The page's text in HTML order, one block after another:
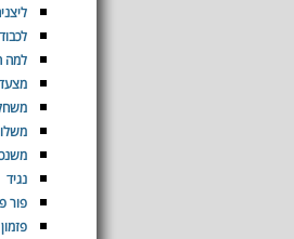
למה
נגיד
פור